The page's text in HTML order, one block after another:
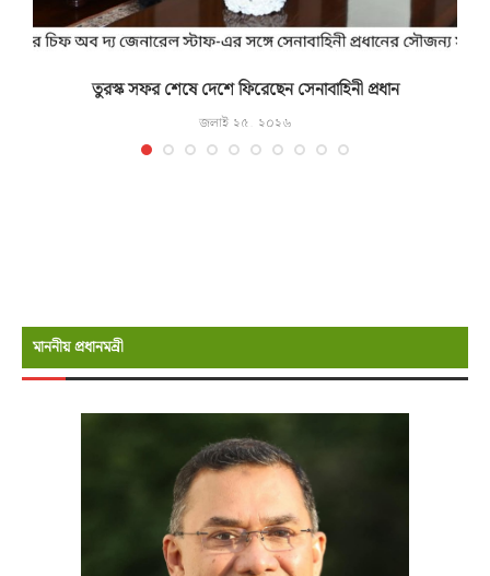
তুরস্ক সফর শেষে দেশে ফিরেছেন সেনাবাহিনী প্রধান
জুলাই ২৫, ২০২৬
মাননীয় প্রধানমন্রী